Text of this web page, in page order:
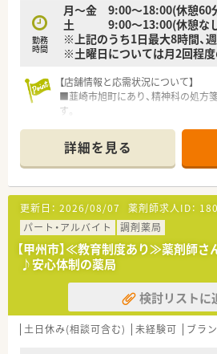
勤務
時間
月～金 9:00～18:00(休憩60
土 9:00～13:00(休憩な
※上記のうち1日最大8時間、
※土曜日については月2回程
【店舗情報と応需状況について】
■韮崎市旭町にあり、精神科の処方
す。
師は常時2名から3名体制でゆとりを
す。
■専門性の高い精神科領域の知識を
ップが叶う環境です。
【求人情報について】
■年収は550万円から600万円の提示
あれば高水準な給与提示をベースに
ます。
■年俸制を採用しており、昇給は年1
退職金制度や各種社会保険も完備さ
■県外からの入職希望者には借上社
助や初期費用の会社負担など、生活
詳細を見る
更新日： 2026/08/07 薬剤師求人ID：
パート・アルバイト
調剤薬局
【甲州市】≪教育制度あり≫薬剤師さ
♪安心体制の薬局
検討リストに
土日休み(相談可含む) 未経験可 ブラ